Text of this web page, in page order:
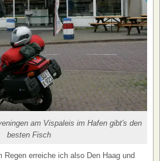
am Vispaleis im Hafen gibt's den
besten Fisch
Regen erreiche ich also Den Haag und